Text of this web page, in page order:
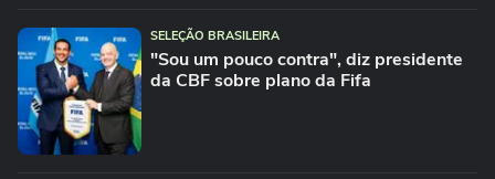
SELEÇÃO BRASILEIRA
"Sou um pouco contra", diz presidente
da CBF sobre plano da Fifa